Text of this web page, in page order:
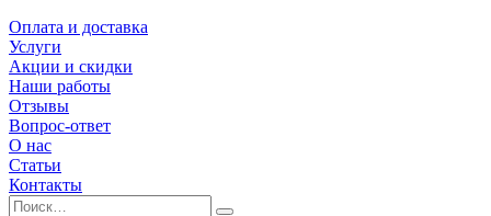
Оплата и доставка
Услуги
Акции и скидки
Наши работы
Отзывы
Вопрос-ответ
О нас
Статьи
Контакты